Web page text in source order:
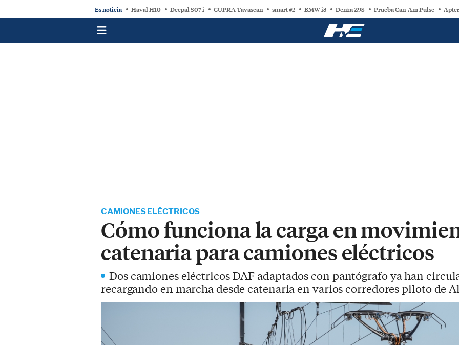
Es noticia Haval H10 Deepal S07 i CUPRA Tavascan smart #2 BMW i3 Denza Z9S Prueba Can-Am Pulse
CAMIONES ELÉCTRICOS
Cómo funciona la carga en
catenaria para camiones eléctricos
Dos camiones eléctricos DAF adaptados con pantógrafo ya han
recargando en marcha desde catenaria en varios corredores piloto de